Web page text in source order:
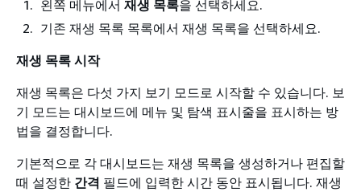
왼쪽 메뉴에서 재생 목록을 선택하세요.
기존 재생 목록 목록에서 재생 목록을 선택하세요.
재생 목록 시작
재생 목록은 다섯 가지 보기 모드로 시작할 수 있습니다. 보
기 모드는 대시보드에 메뉴 및 탐색 표시줄을 표시하는 방
법을 결정합니다.
기본적으로 각 대시보드는 재생 목록을 생성하거나 편집할
때 설정한 간격 필드에 입력한 시간 동안 표시됩니다. 재생